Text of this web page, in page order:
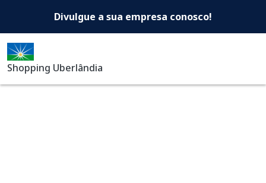
Shopping Uberlândia -
Divulgue a sua empresa conosco!
Shopping Uberlândia